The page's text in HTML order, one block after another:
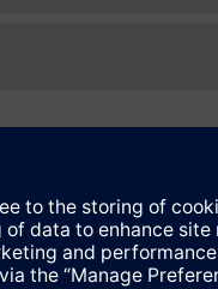
mit 1,2...6,5 mm Hub